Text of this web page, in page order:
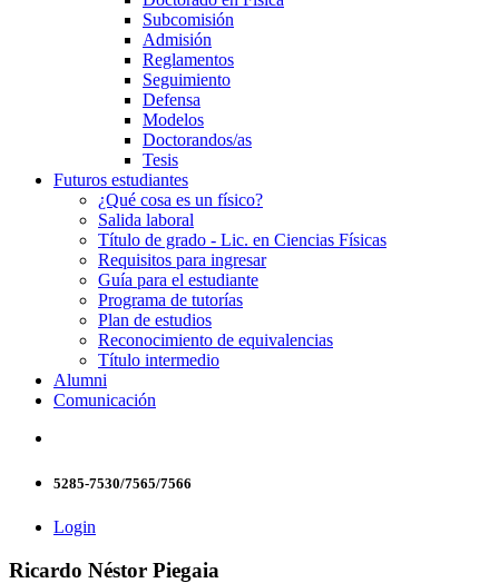
Subcomisión
Admisión
Reglamentos
Seguimiento
Defensa
Modelos
Doctorandos/as
Tesis
Futuros estudiantes
¿Qué cosa es un físico?
Salida laboral
Título de grado - Lic. en Ciencias Físicas
Requisitos para ingresar
Guía para el estudiante
Programa de tutorías
Plan de estudios
Reconocimiento de equivalencias
Título intermedio
Alumni
Comunicación
5285-7530/7565/7566
Login
Ricardo Néstor Piegaia